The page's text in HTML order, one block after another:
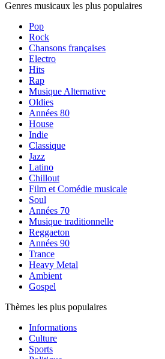
Genres musicaux les plus populaires
Pop
Rock
Chansons françaises
Electro
Hits
Rap
Musique Alternative
Oldies
Années 80
House
Indie
Classique
Jazz
Latino
Chillout
Film et Comédie musicale
Soul
Années 70
Musique traditionnelle
Reggaeton
Années 90
Trance
Heavy Metal
Ambient
Gospel
Thèmes les plus populaires
Informations
Culture
Sports